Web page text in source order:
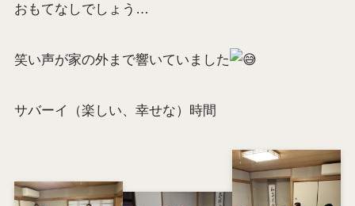
おもてなしでしょう…
笑い声が家の外まで響いていました
サバーイ（楽しい、幸せな）時間